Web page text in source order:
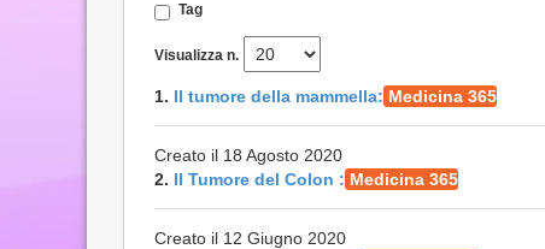
Tag
Visualizza n.
1. Il tumore della mammella: Medicina 365
Creato il 18 Agosto 2020
2. Il Tumore del Colon : Medicina 365
Creato il 12 Giugno 2020